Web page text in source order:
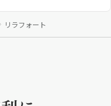
リラフォート